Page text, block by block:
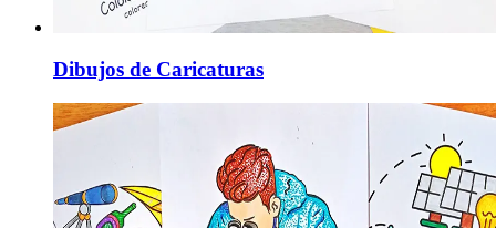
Dibujos de Caricaturas